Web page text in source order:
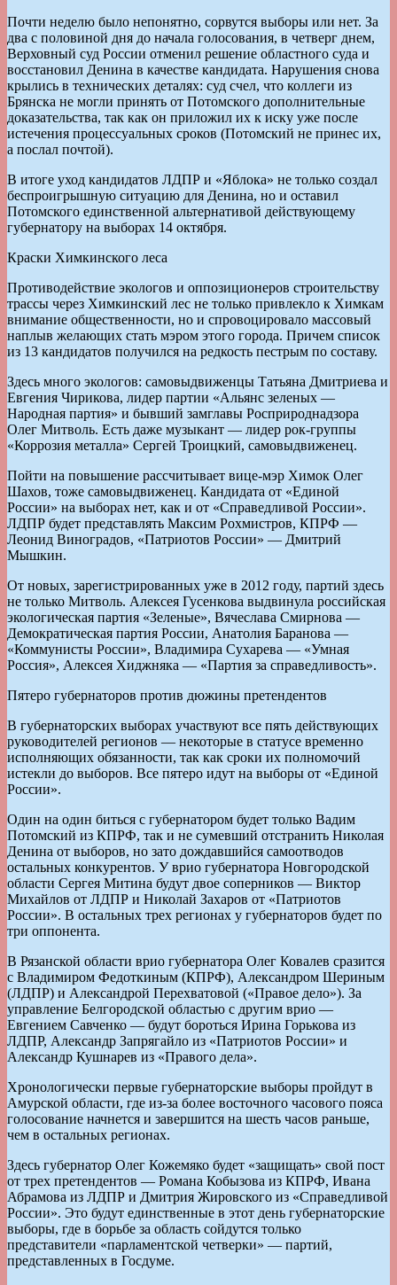
Почти неделю было непонятно, сорвутся выборы или нет. За
два с половиной дня до начала голосования, в четверг днем,
Верховный суд России отменил решение областного суда и
восстановил Денина в качестве кандидата. Нарушения снова
крылись в технических деталях: суд счел, что коллеги из
Брянска не могли принять от Потомского дополнительные
доказательства, так как он приложил их к иску уже после
истечения процессуальных сроков (Потомский не принес их,
а послал почтой).
В итоге уход кандидатов ЛДПР и «Яблока» не только создал
беспроигрышную ситуацию для Денина, но и оставил
Потомского единственной альтернативой действующему
губернатору на выборах 14 октября.
Краски Химкинского леса
Противодействие экологов и оппозиционеров строительству
трассы через Химкинский лес не только привлекло к Химкам
внимание общественности, но и спровоцировало массовый
наплыв желающих стать мэром этого города. Причем список
из 13 кандидатов получился на редкость пестрым по составу.
Здесь много экологов: самовыдвиженцы Татьяна Дмитриева и
Евгения Чирикова, лидер партии «Альянс зеленых —
Народная партия» и бывший замглавы Росприроднадзора
Олег Митволь. Есть даже музыкант — лидер рок-группы
«Коррозия металла» Сергей Троицкий, самовыдвиженец.
Пойти на повышение рассчитывает вице-мэр Химок Олег
Шахов, тоже самовыдвиженец. Кандидата от «Единой
России» на выборах нет, как и от «Справедливой России».
ЛДПР будет представлять Максим Рохмистров, КПРФ —
Леонид Виноградов, «Патриотов России» — Дмитрий
Мышкин.
От новых, зарегистрированных уже в 2012 году, партий здесь
не только Митволь. Алексея Гусенкова выдвинула российская
экологическая партия «Зеленые», Вячеслава Смирнова —
Демократическая партия России, Анатолия Баранова —
«Коммунисты России», Владимира Сухарева — «Умная
Россия», Алексея Хиджняка — «Партия за справедливость».
Пятеро губернаторов против дюжины претендентов
В губернаторских выборах участвуют все пять действующих
руководителей регионов — некоторые в статусе временно
исполняющих обязанности, так как сроки их полномочий
истекли до выборов. Все пятеро идут на выборы от «Единой
России».
Один на один биться с губернатором будет только Вадим
Потомский из КПРФ, так и не сумевший отстранить Николая
Денина от выборов, но зато дождавшийся самоотводов
остальных конкурентов. У врио губернатора Новгородской
области Сергея Митина будут двое соперников — Виктор
Михайлов от ЛДПР и Николай Захаров от «Патриотов
России». В остальных трех регионах у губернаторов будет по
три оппонента.
В Рязанской области врио губернатора Олег Ковалев сразится
с Владимиром Федоткиным (КПРФ), Александром Шериным
(ЛДПР) и Александрой Перехватовой («Правое дело»). За
управление Белгородской областью с другим врио —
Евгением Савченко — будут бороться Ирина Горькова из
ЛДПР, Александр Запрягайло из «Патриотов России» и
Александр Кушнарев из «Правого дела».
Хронологически первые губернаторские выборы пройдут в
Амурской области, где из-за более восточного часового пояса
голосование начнется и завершится на шесть часов раньше,
чем в остальных регионах.
Здесь губернатор Олег Кожемяко будет «защищать» свой пост
от трех претендентов — Романа Кобызова из КПРФ, Ивана
Абрамова из ЛДПР и Дмитрия Жировского из «Справедливой
России». Это будут единственные в этот день губернаторские
выборы, где в борьбе за область сойдутся только
представители «парламентской четверки» — партий,
представленных в Госдуме.